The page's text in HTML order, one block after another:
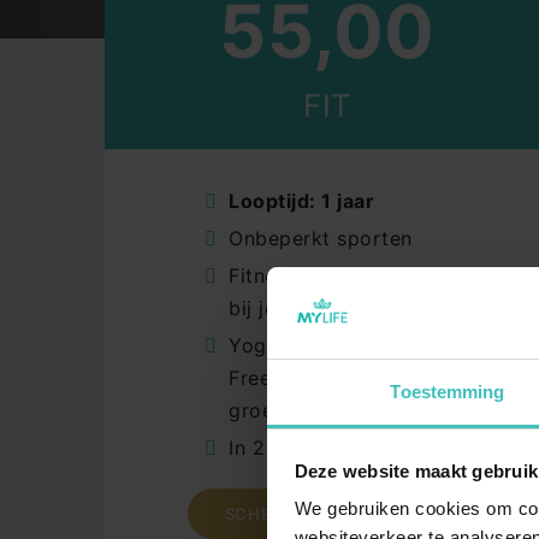
Toestemming
Deze website maakt
We gebruiken cookies om
LEDEN INFORMATIE
Abonnementen
Begeleiding op maat
Lesrooster & Reserveren
Friends & Family Programma
Bedrijfsfitness
Les
Yin
55,00
FIT
Looptijd: 1 jaar
Onbeperkt sporten
Fitnessbegeleiding die
bij je past
Yoga, Spinning,
Freestyle en Les Mills
groepslessen
In 2 groepsles studio's
SCHRIJF HIERONDER IN!